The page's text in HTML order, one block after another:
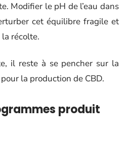
Modifier le pH de l’eau dans
cet équilibre fragile et
récolte.
il reste à se pencher sur la
la production de CBD.
produit